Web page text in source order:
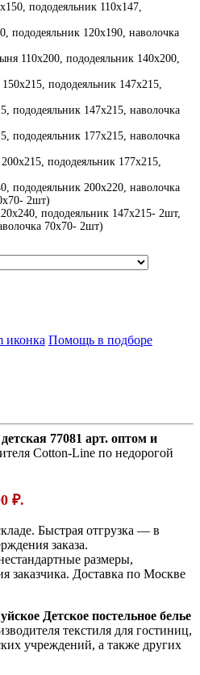
пододеяльник 110х147,
пододеяльник 120х190, наволочка
110х200, пододеяльник 140х200,
пододеяльник 147х215,
пододеяльник 147х215, наволочка
пододеяльник 177х215, наволочка
пододеяльник 177х215,
пододеяльник 200х220, наволочка
2шт)
пододеяльник 147х215- 2шт,
70х70- 2шт)
Помощь в подборе
77081 арт. оптом и
Cotton-Line по недорогой
₽.
Быстрая отгрузка — в
заказа.
размеры,
заказчика. Доставка по Москве
Детское постельное белье
текстиля для гостиниц,
учреждений, а также других